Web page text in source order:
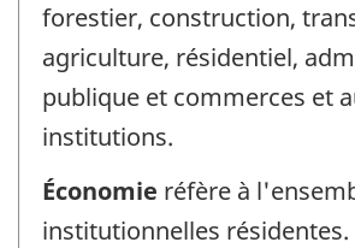
forestier, construction,
agriculture, résidentiel,
publique et commerces et
institutions.
Économie réfère à
institutionnelles résidentes.